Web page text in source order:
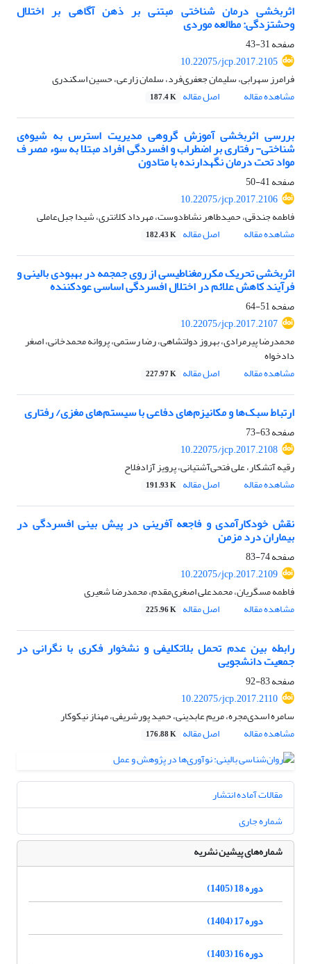
اثربخشی درمان شناختی مبتنی بر ذهن آگاهی بر اختلال
وحشتزدگی: مطالعه موردی
صفحه31-43
10.22075/jcp.2017.2105
فرامرز سهرابی، سلیمان جعفری‌فرد، سلمان زارعی، حسین اسکندری
مشاهده مقاله
اصل مقاله 187.4 K
بررسی اثربخشی آموزش گروهی مدیریت استرس به شیوه‌ی
شناختی- رفتاری بر اضطراب و افسردگی افراد مبتلا به سوء مصر ف
مواد تحت درمان نگهدارنده با متادون
صفحه41-50
10.22075/jcp.2017.2106
فاطمه جندقی، حمیدطاهر نشاط‌دوست، مهرداد کلانتری، شیدا جبل‌عاملی
مشاهده مقاله
اصل مقاله 182.43 K
اثربخشی تحریک مکررمغناطیسی از روی جمجمه در بهبودی بالینی و
فرآیند کاهش علائم در اختلال افسردگی اساسی عودکننده
صفحه51-64
10.22075/jcp.2017.2107
محمدرضا پیرمرادی، بهروز دولتشاهی، رضا رستمی، پروانه محمدخانی، اصغر
دادخواه
مشاهده مقاله
اصل مقاله 227.97 K
ارتباط سبک‌ها و مکانیزم‌های دفاعی با سیستم‌های مغزی/ رفتاری
صفحه63-73
10.22075/jcp.2017.2108
رقیه آتشکار، علی فتحی‌آشتیانی، پرویز آزادفلاح
مشاهده مقاله
اصل مقاله 191.93 K
نقش خودکارآمدی و فاجعه آفرینی در پیش بینی افسردگی در
بیماران درد مزمن
صفحه74-83
10.22075/jcp.2017.2109
فاطمه مسگریان، محمدعلی اصغری‌مقدم، محمدرضا شعیری
مشاهده مقاله
اصل مقاله 225.96 K
رابطه بین عدم تحمل بلاتکلیفی و نشخوار فکری با نگرانی در
جمعیت دانشجویی
صفحه83-92
10.22075/jcp.2017.2110
سامره اسدی‌مجره، مریم عابدینی، حمید پورشریفی، مهناز نیکوکار
مشاهده مقاله
اصل مقاله 176.88 K
مقالات آماده انتشار
شماره جاری
شماره‌های پیشین نشریه
دوره 18 (1405)
دوره 17 (1404)
دوره 16 (1403)